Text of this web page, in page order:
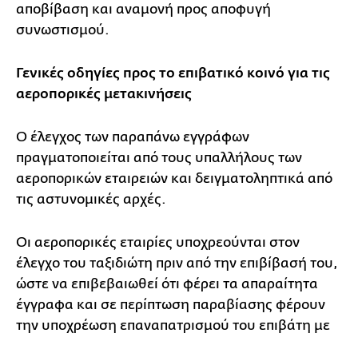
αποβίβαση και αναμονή προς αποφυγή
συνωστισμού.
Γενικές οδηγίες προς το επιβατικό κοινό για τις
αεροπορικές μετακινήσεις
Ο έλεγχος των παραπάνω εγγράφων
πραγματοποιείται από τους υπαλλήλους των
αεροπορικών εταιρειών και δειγματοληπτικά από
τις αστυνομικές αρχές.
Οι αεροπορικές εταιρίες υποχρεούνται στον
έλεγχο του ταξιδιώτη πριν από την επιβίβασή του,
ώστε να επιβεβαιωθεί ότι φέρει τα απαραίτητα
έγγραφα και σε περίπτωση παραβίασης φέρουν
την υποχρέωση επαναπατρισμού του επιβάτη με